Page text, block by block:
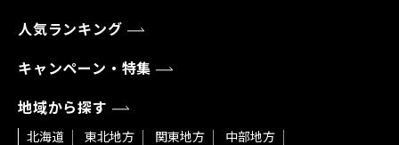
人気ランキング
キャンペーン・特集
地域から探す
北海道 東北地方 関東地方
中部地方